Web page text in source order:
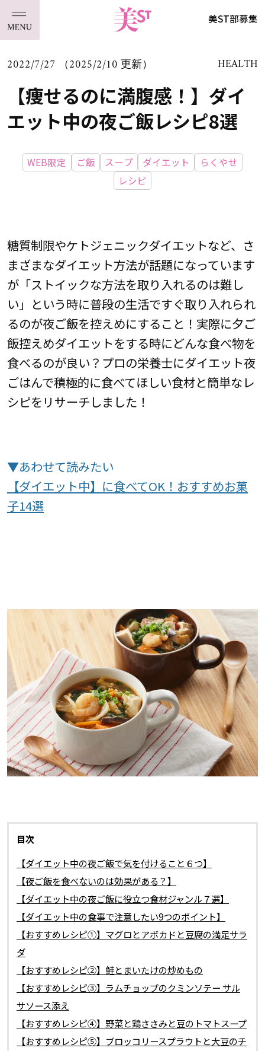
美ST部募集
2022/7/27 （2025/2/10 更新） HEALTH
【痩せるのに満腹感！】ダイ
エット中の夜ご飯レシピ8選
WEB限定 ご飯 スープ ダイエット
らくやせ
レシピ
糖質制限やケトジェニックダイエットなど、さ
まざまなダイエット方法が話題になっています
が「ストイックな方法を取り入れるのは難し
い」という時に普段の生活ですぐ取り入れられ
るのが夜ご飯を控えめにすること！実際に夕ご
飯控えめダイエットをする時にどんな食べ物を
食べるのが良い？プロの栄養士にダイエット夜
ごはんで積極的に食べてほしい食材と簡単なレ
シピをリサーチしました！
▼あわせて読みたい
【ダイエット中】に食べてOK！おすすめお菓
子14選
目次
【ダイエット中の夜ご飯で気を付けること６つ】
【夜ご飯を食べないのは効果がある？】
【ダイエット中の夜ご飯に役立つ食材ジャンル７選】
【ダイエット中の食事で注意したい9つのポイント】
【おすすめレシピ①】マグロとアボカドと豆腐の満足サラ
ダ
【おすすめレシピ②】鮭とまいたけの炒めもの
【おすすめレシピ③】ラムチョップのクミンソテー サル
サソース添え
【おすすめレシピ④】野菜と鶏ささみと豆のトマトスープ
【おすすめレシピ⑤】ブロッコリースプラウトと大豆のチ